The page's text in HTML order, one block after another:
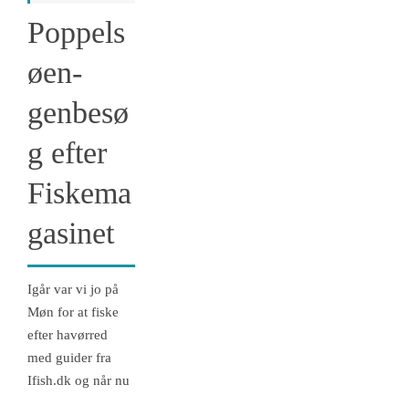
Poppels
øen-
genbesø
g efter
Fiskema
gasinet
Igår var vi jo på
Møn for at fiske
efter havørred
med guider fra
Ifish.dk og når nu